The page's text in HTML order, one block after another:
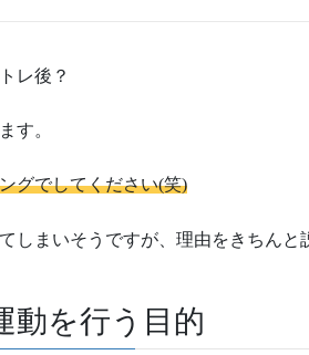
レ後？
す。
グでしてください(笑)
しまいそうですが、理由をきちんと
動を行う目的